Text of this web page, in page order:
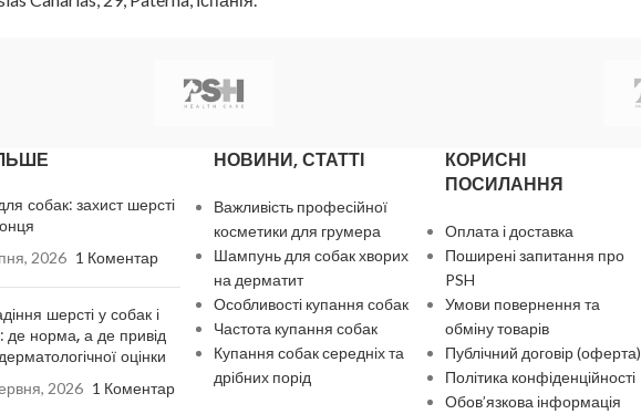
собак: захист шерсті
2026 1 Коментар
шерсті у собак і
де норма, а де привід
оцінки
2026 1 Коментар
НОВИНИ, СТАТТІ
Важливість професійної
косметики для грумера
Шампунь для собак хворих
на дерматит
Особливості купання собак
Частота купання собак
Купання собак середніх та
дрібних порід
КОРИСНІ
ПОСИЛАННЯ
Оплата і доставка
Поширені запитання про
PSH
Умови повернення та
обміну товарів
Публічний договір (оферта)
Політика конфіденційності
Обов’язкова інформація